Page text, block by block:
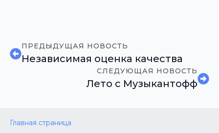
ПРЕДЫДУЩАЯ НОВОСТЬ
Независимая оценка качества
СЛЕДУЮЩАЯ НОВОСТЬ
Лето с Музыкантофф
Главная страница